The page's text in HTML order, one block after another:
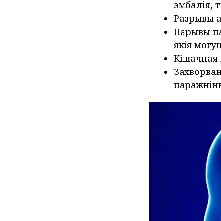
эмбалія,
Разрывы
Парывы
якія
Кішачная